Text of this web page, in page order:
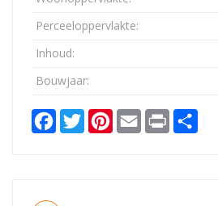
Perceeloppervlakte:
Inhoud:
Bouwjaar:
Facebook
TwitterPinterest
Email Print